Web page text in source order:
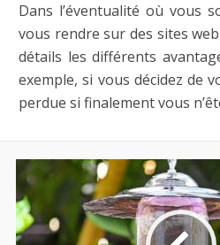
Dans l’éventualité où vous
vous rendre sur des sites
détails les différents
exemple, si vous décidez de
perdue si finalement vous